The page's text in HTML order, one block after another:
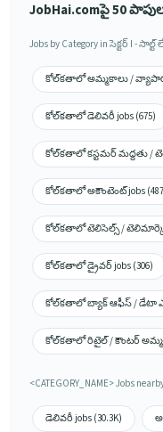
JobHai.comపై 50
Jobs by Category in సెక్టర్ I - సాల్ట్
కోల్‌కతాలో అమ్మకాలు / వ్యాపార
కోల్‌కతాలో డెలివరీ jobs (675)
కోల్‌కతాలో కస్టమర్ మద్దతు /
కోల్‌కతాలో అకౌంటెంట్ jobs
కోల్‌కతాలో టెలిసెల్స్ /
కోల్‌కతాలో డ్రైవర్ jobs (306)
కోల్‌కతాలో బ్యాక్ ఆఫీస్ / డేటా
కోల్‌కతాలో రిటైల్ / కౌంటర్
<CATEGORY_NAME> Jobs
డెలివరీ jobs (30.3K)